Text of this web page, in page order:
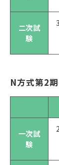
二次試
験
N方式第2
一次試
験